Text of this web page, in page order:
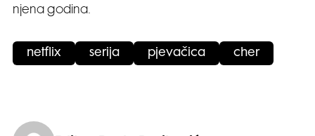
njena godina.
netflix serija pjevačica cher